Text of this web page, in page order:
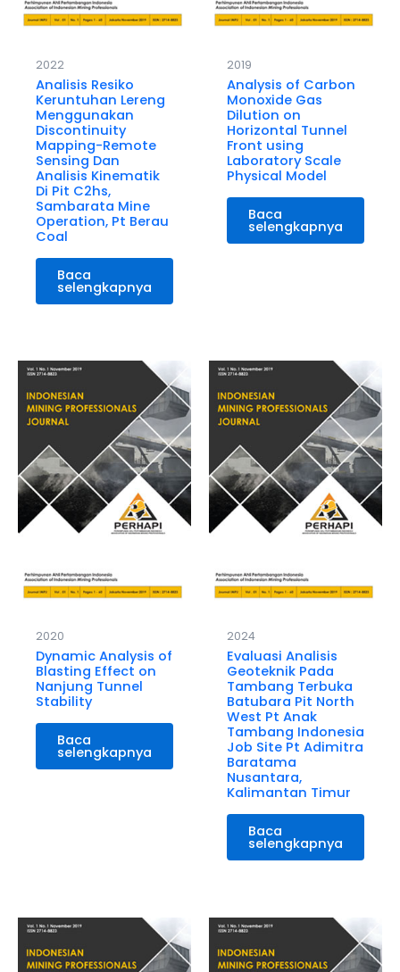
2022
Analisis Resiko
Keruntuhan Lereng
Menggunakan
Discontinuity
Mapping-Remote
Sensing Dan
Analisis Kinematik
Di Pit C2hs,
Sambarata Mine
Operation, Pt Berau
Coal
Baca
selengkapnya
2019
Analysis of Carbon
Monoxide Gas
Dilution on
Horizontal Tunnel
Front using
Laboratory Scale
Physical Model
Baca
selengkapnya
2020
Dynamic Analysis of
Blasting Effect on
Nanjung Tunnel
Stability
Baca
selengkapnya
2024
Evaluasi Analisis
Geoteknik Pada
Tambang Terbuka
Batubara Pit North
West Pt Anak
Tambang Indonesia
Job Site Pt Adimitra
Baratama
Nusantara,
Kalimantan Timur
Baca
selengkapnya